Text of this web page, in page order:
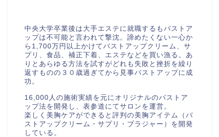
中央大学卒業後は大手エステに就職するもバストア
ップは不可能と言われて撃沈。諦めたくない一心か
ら1,700万円以上かけてバストアップクリーム、サ
プリ、食品、補正下着、エステなどを買い漁る。あ
りとあらゆる方法を試すがどれも失敗と挫折を繰り
返すものの３０歳過ぎてから見事バストアップに成
功。
16,000人の施術実績を元にオリジナルのバストア
ップ法を開発し、表参道にてサロンを運営。
楽しく美胸ケアができると評判の美胸アイテム（バ
ストアップクリーム・サプリ・ブラジャー）を開発
している。